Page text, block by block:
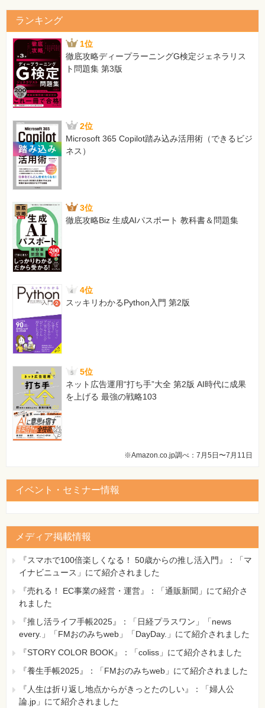
カード払い
[正]
掛け払い
144ページ ページ下方、「振込依頼書」の一番下
[誤]
当座
[正]
普通
【 第2刷にて修正 】
186ページ ページ中程、「先生の講義04」内1行目
[誤]
社長や会社のお金や商品を使用で～～
[正]
【 第2刷にて修正 】
186ページ ページ中程、仕訳（グレーの背景）右側
[誤]
（借）（仕 入）1,200
[正]
（貸）（仕 入）1,200
【 第2刷にて修正 】
199ページ ページ中程、仕訳（グレーの背景）右側
[誤]
（借）（未 払 金）68,500
（貸）（未 払 金）68,500
【 第2刷にて修正 】
215ページ ページ上方、本文2行目の仕訳表内
[誤]
（借）（従業員立替金）150,00 （貸）（現 金）
150,000
【 第2刷にて修正 】
側
[誤]
▼上の仕訳表1行目
(借)（所得税預り金）10,000
(借)（立 替 金）150,000
[正]
▼上の仕訳表1行目
(貸)（所得税預り金）10,000
(貸)（立 替 金）150,000
【 第2刷にて修正 】
218ページ ページ中程、2個所の仕訳（グレーの背景）の右
ランキング
1位
徹底攻略ディープラーニングG検定ジェネラリス
ト問題集 第3版
2位
Microsoft 365 Copilot踏み込み活用術（できるビジ
ネス）
3位
徹底攻略Biz 生成AIパスポート 教科書＆問題集
4位
スッキリわかるPython入門 第2版
5位
ネット広告運用“打ち手”大全 第2版 AI時代に成果
を上げる 最強の戦略103
※Amazon.co.jp調べ：7月5日〜7月11日
イベント・セミナー情報
メディア掲載情報
『スマホで100倍楽しくなる！ 50歳からの推し活入門』：「マ
イナビニュース」にて紹介されました
『売れる！ EC事業の経営・運営』：「通販新聞」にて紹介さ
れました
『推し活ライフ手帳2025』：「日経プラスワン」「news
every.」「FMおのみちweb」「DayDay.」にて紹介されました
『STORY COLOR BOOK』：「coliss」にて紹介されました
『養生手帳2025』：「FMおのみちweb」にて紹介されました
『人生は折り返し地点からがきっとたのしい』：「婦人公
論.jp」にて紹介されました